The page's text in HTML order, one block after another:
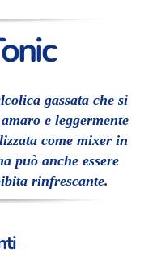
gassata che si
e leggermente
come mixer in
può anche essere
rinfrescante.